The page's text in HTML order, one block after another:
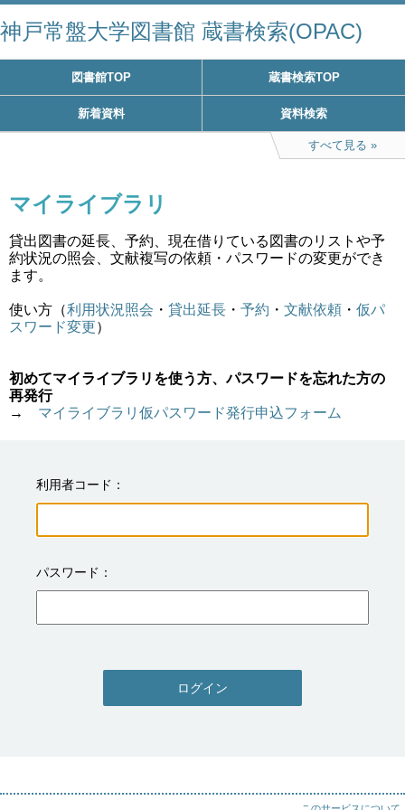
神戸常盤大学図書館 蔵書検索(OPAC)
図書館TOP 蔵書検索TOP
新着資料 資料検索
すべて見る
マイライブラリ
貸出図書の延長、予約、現在借りている図書のリストや予
約状況の照会、文献複写の依頼・パスワードの変更ができ
ます。
使い方（利用状況照会 ・ 貸出延長 ・ 予約 ・ 文献依頼 ・ 仮パ
スワード変更）
初めてマイライブラリを使う方、パスワードを忘れた方の
再発行
→ マイライブラリ仮パスワード発行申込フォーム
利用者コード
パスワード
ログイン